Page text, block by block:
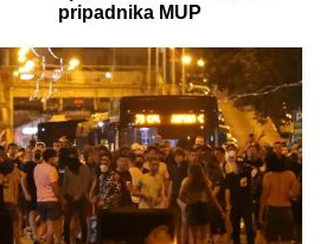
pripadnika MUP